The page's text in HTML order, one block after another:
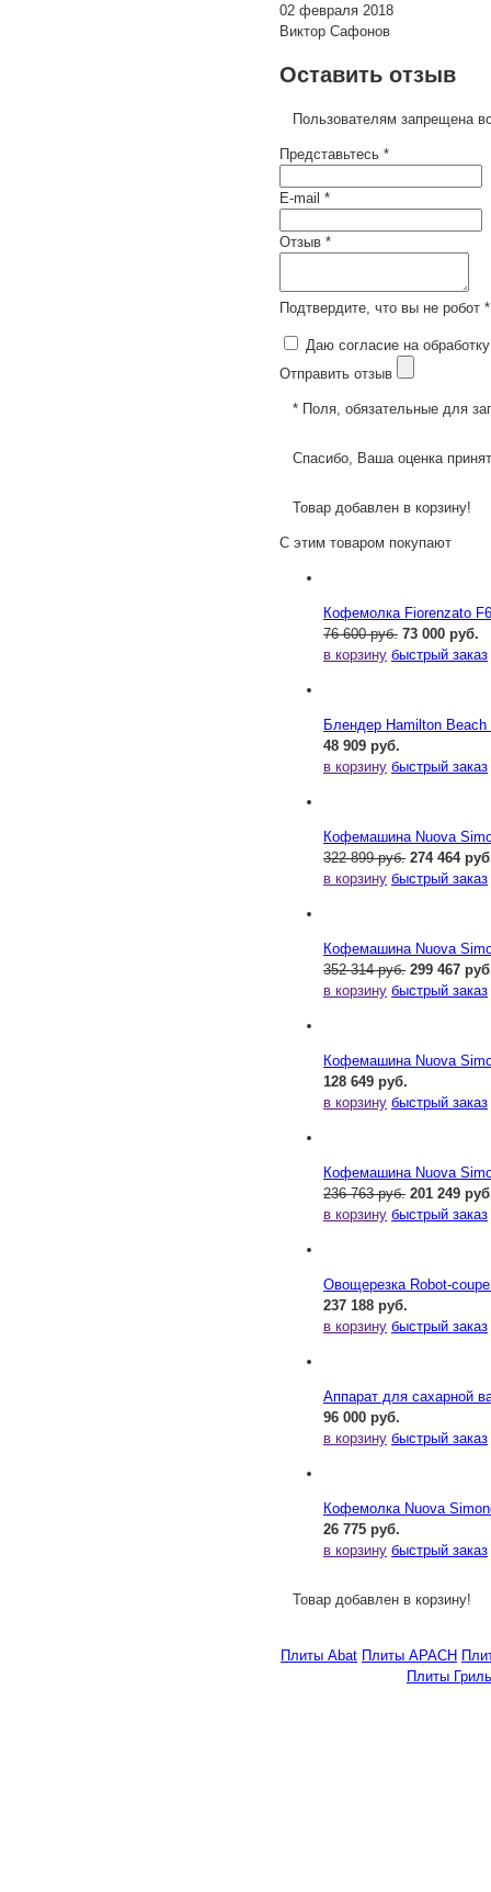
02 февраля 2018
Виктор Сафонов
Оставить отзыв
Пользователям запрещена
Представьтесь *
E-mail *
Отзыв *
Подтвердите, что вы не робот *
Даю согласие на
Отправить отзыв
* Поля, обязательные для
Спасибо, Ваша оценка
Товар добавлен в корзину!
С этим товаром покупают
Кофемолка Fiorenzato
76 600 руб. 73 000 руб.
в корзину быстрый заказ
Блендер Hamilton Beach
48 909 руб.
в корзину быстрый заказ
Кофемашина Nuova
322 899 руб. 274 464
в корзину быстрый заказ
Кофемашина Nuova
352 314 руб. 299 467
в корзину быстрый заказ
Кофемашина Nuova
128 649 руб.
в корзину быстрый заказ
Кофемашина Nuova
236 763 руб. 201 249
в корзину быстрый заказ
Овощерезка Robot-
237 188 руб.
в корзину быстрый заказ
Аппарат для сахарной
96 000 руб.
в корзину быстрый заказ
Кофемолка Nuova
26 775 руб.
в корзину быстрый заказ
Товар добавлен в корзину!
Плиты Abat Плиты APACH
Плиты